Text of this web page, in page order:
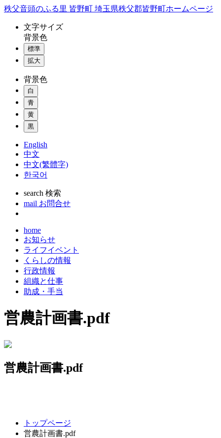
コ
秩父音頭のふる里 皆野町 埼玉県秩父郡皆野町ホームページ
文字サイズ
背景色
標準
拡大
背景色
白
青
黄
黒
English
中文
中文(繁體字)
한국어
search 検索
mail お問合せ
home
お知らせ
ライフイベント
くらしの情報
行政情報
組織と仕事
助成・手当
営農計画書.pdf
営農計画書.pdf
トップページ
営農計画書.pdf